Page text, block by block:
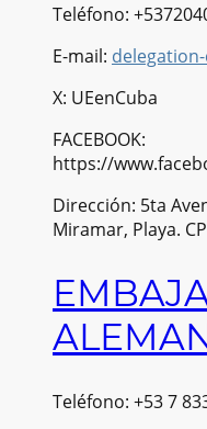
Teléfono:
E-mail:
X: UEenCuba
FACEBOOK:
https://
Dirección: 5ta
Miramar, Playa.
Teléfono: +53 7